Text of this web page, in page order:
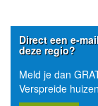
Direct een e-
deze regio?
Meld je dan
Verspreide